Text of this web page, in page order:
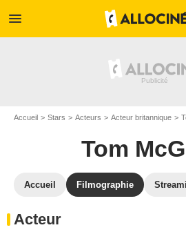
menu
Accueil Stars Acteurs Acteur britannique
Tom
Accueil Filmographie
Acteur